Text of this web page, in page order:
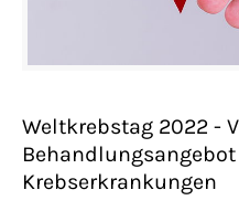
Weltkrebstag 2022 -
Krebserkrankungen